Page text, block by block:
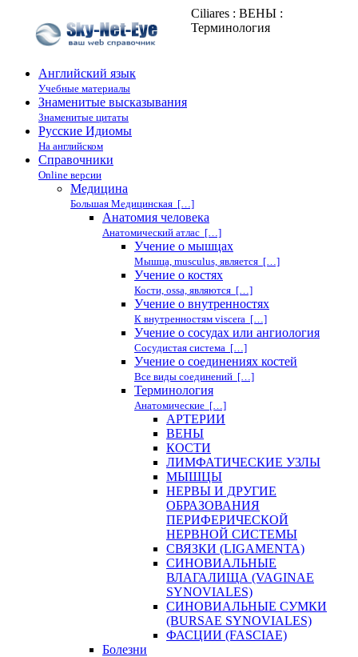
Ciliares : ВЕНЫ :
Терминология
Английский язык
Учебные материалы
Знаменитые высказывания
Знаменитые цитаты
Русские Идиомы
На английском
Справочники
Online версии
Медицина
Большая Медицинская […]
Анатомия человека
Анатомический атлас […]
Учение о мышцах
Мышца, musculus, является […]
Учение о костях
Кости, ossa, являются […]
Учение о внутренностях
К внутренностям viscera […]
Учение о сосудах или ангиология
Сосудистая система […]
Учение о соединениях костей
Все виды соединений […]
Терминология
Анатомические […]
АРТЕРИИ
ВЕНЫ
КОСТИ
ЛИМФАТИЧЕСКИЕ УЗЛЫ
МЫШЦЫ
НЕРВЫ И ДРУГИЕ
ОБРАЗОВАНИЯ
ПЕРИФЕРИЧЕСКОЙ
НЕРВНОЙ СИСТЕМЫ
СВЯЗКИ (LIGAMENTA)
СИНОВИАЛЬНЫЕ
ВЛАГАЛИЩА (VAGINAE
SYNOVIALES)
СИНОВИАЛЬНЫЕ СУМКИ
(BURSAE SYNOVIALES)
ФАСЦИИ (FASCIAE)
Болезни